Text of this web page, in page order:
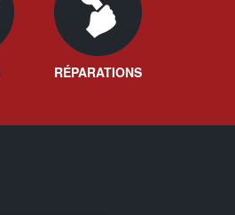
RÉPARATIONS